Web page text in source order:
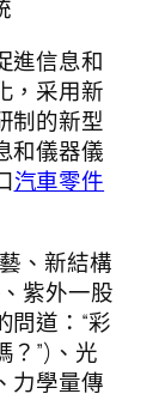
進信息和
，采用新
制的新型
和儀器儀
汽車零件
、新結構
紫外一股
問道：“彩
？”)、光
力學量傳